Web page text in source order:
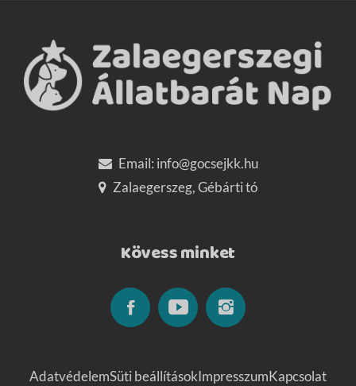
Email: info@gocsejkk.hu
Zalaegerszeg, Gébárti tó
Kövess minket
AdatvédelemSüti beállításokImpresszumKapcsolat